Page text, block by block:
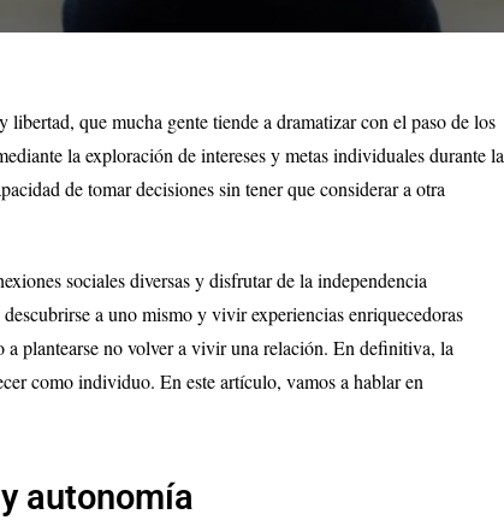
que mucha gente tiende a dramatizar con el paso de los
la exploración de intereses y metas individuales durante la
de tomar decisiones sin tener que considerar a otra
sociales diversas y disfrutar de la independencia
a uno mismo y vivir experiencias enriquecedoras
a plantearse no volver a vivir una relación. En definitiva, la
como individuo. En este artículo, vamos a hablar en
autonomía